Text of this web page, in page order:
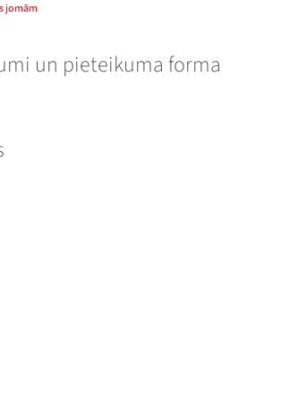
jomām
un pieteikuma forma